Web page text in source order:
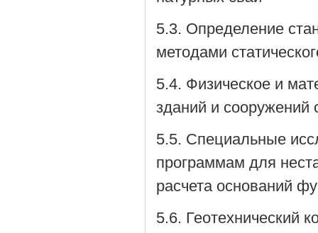
5.3. Определение
методами
5.4. Физическое и
зданий и сооружений
5.5. Специальные
программам для
расчета оснований
5.6. Геотехнический